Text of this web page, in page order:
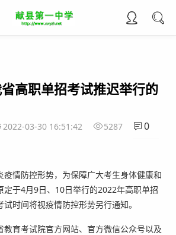
高职单招考试推迟举行的
2022-03-30 16:51:42 5287 0
疫情防控形势，为保障广大考生身体健康和
定于4月9日、10日举行的2022年高职单招
时间将视疫情防控形势另行通知。
教育考试院官方网站、官方微信公众号以及